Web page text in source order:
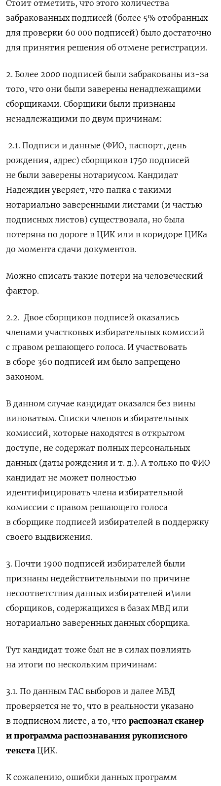
ПОДПИСАТЬСЯ
Стоит отметить, что этого количества
забракованных подписей (более 5% отобранных
для проверки 60 000 подписей) было достаточно
для принятия решения об отмене регистрации.
2. Более 2000 подписей были забракованы из-за
того, что они были заверены ненадлежащими
сборщиками. Сборщики были признаны
ненадлежащими по двум причинам:
2.1. Подписи и данные (ФИО, паспорт, день
рождения, адрес) сборщиков 1750 подписей
не были заверены нотариусом. Кандидат
Надеждин уверяет, что папка с такими
нотариально заверенными листами (и частью
подписных листов) существовала, но была
потеряна по дороге в ЦИК или в коридоре ЦИКа
до момента сдачи документов.
Можно списать такие потери на человеческий
фактор.
2.2. Двое сборщиков подписей оказались
членами участковых избирательных комиссий
с правом решающего голоса. И участвовать
в сборе 360 подписей им было запрещено
законом.
В данном случае кандидат оказался без вины
виноватым. Списки членов избирательных
комиссий, которые находятся в открытом
доступе, не содержат полных персональных
данных (даты рождения и т. д.). А только по ФИО
кандидат не может полностью
идентифицировать члена избирательной
комиссии с правом решающего голоса
в сборщике подписей избирателей в поддержку
своего выдвижения.
3. Почти 1900 подписей избирателей были
признаны недействительными по причине
несоответствия данных избирателей и\или
сборщиков, содержащихся в базах МВД или
нотариально заверенных данных сборщика.
Тут кандидат тоже был не в силах повлиять
на итоги по нескольким причинам:
3.1. По данным ГАС выборов и далее МВД
проверяется не то, что в реальности указано
в подписном листе, а то, что распознал сканер
и программа распознавания рукописного
текста ЦИК.
К сожалению, ошибки данных программ